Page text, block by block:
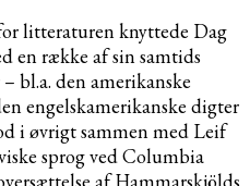
litteraturen knyttede Dag
en række af sin samtids
bl.a. den amerikanske
engelskamerikanske digter
i øvrigt sammen med Leif
sprog ved Columbia
af Hammarskjölds